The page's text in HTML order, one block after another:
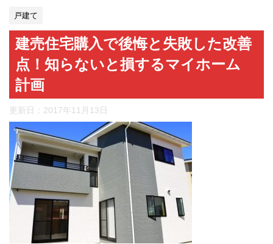
戸建て
建売住宅購入で後悔と失敗した改善
点！知らないと損するマイホーム
計画
更新日： 2017年11月13日